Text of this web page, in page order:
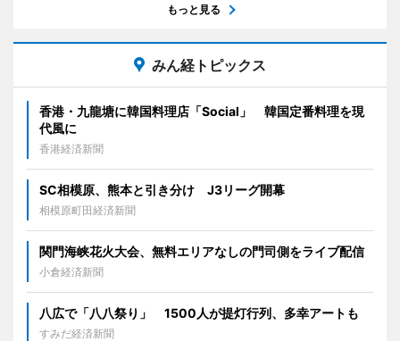
もっと見る
みん経トピックス
香港・九龍塘に韓国料理店「Social」 韓国定番料理を現
代風に
香港経済新聞
SC相模原、熊本と引き分け J3リーグ開幕
相模原町田経済新聞
関門海峡花火大会、無料エリアなしの門司側をライブ配信
小倉経済新聞
八広で「八八祭り」 1500人が提灯行列、多幸アートも
すみだ経済新聞